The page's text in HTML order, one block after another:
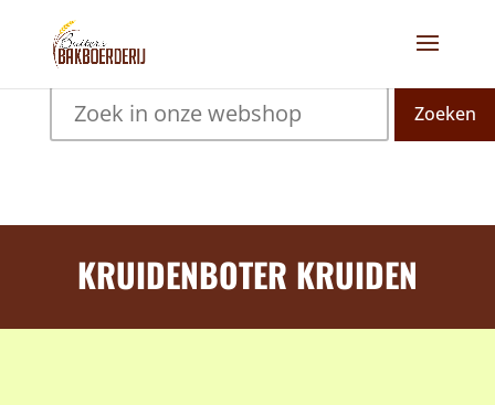
Zoeken
KRUIDENBOTER KRUIDEN